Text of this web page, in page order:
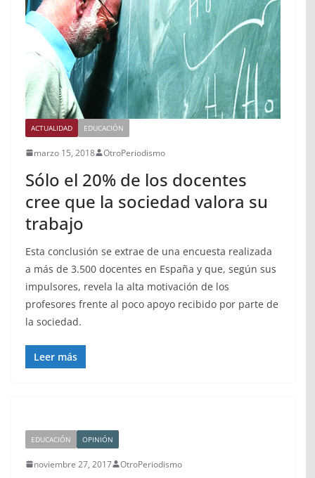
ACTUALIDAD EDUCACIÓN
marzo 15, 2018 OtroPeriodismo
Sólo el 20% de los docentes
cree que la sociedad valora su
trabajo
Esta conclusión se extrae de una encuesta realizada
a más de 3.500 docentes en España y que, según sus
impulsores, revela la alta motivación de los
profesores frente al poco apoyo recibido por parte de
la sociedad.
Leer más
EDUCACIÓN OPINIÓN
noviembre 27, 2017 OtroPeriodismo